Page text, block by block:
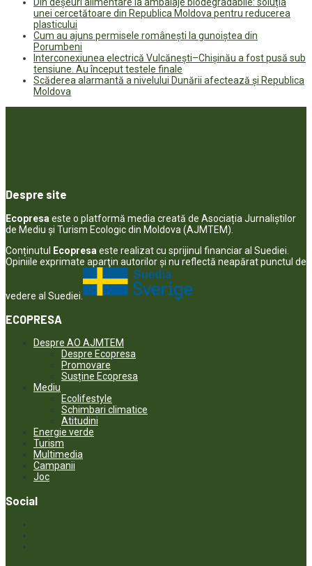
unei cercetătoare din Republica Moldova pentru reducerea
plasticului
Cum au ajuns permisele românești la gunoiștea din
Porumbeni
Interconexiunea electrică Vulcănești–Chișinău a fost pusă sub
tensiune. Au început testele finale
Scăderea alarmantă a nivelului Dunării afectează și Republica
Moldova
Despre site
Ecopresa este o platformă media creată de Asociația Jurnaliștilor
de Mediu și Turism Ecologic din Moldova (AJMTEM).
Conținutul Ecopresa este realizat cu sprijinul financiar al Suediei.
Opiniile exprimate aparţin autorilor şi nu reflectă neapărat punctul de
vedere al Suediei.
ECOPRESA
Despre AO AJMTEM
Despre Ecopresa
Promovare
Susține Ecopresa
Mediu
Ecolifestyle
Schimbari climatice
Atitudini
Energie verde
Turism
Multimedia
Campanii
Joc
Social